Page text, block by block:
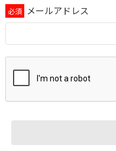
メールアドレス